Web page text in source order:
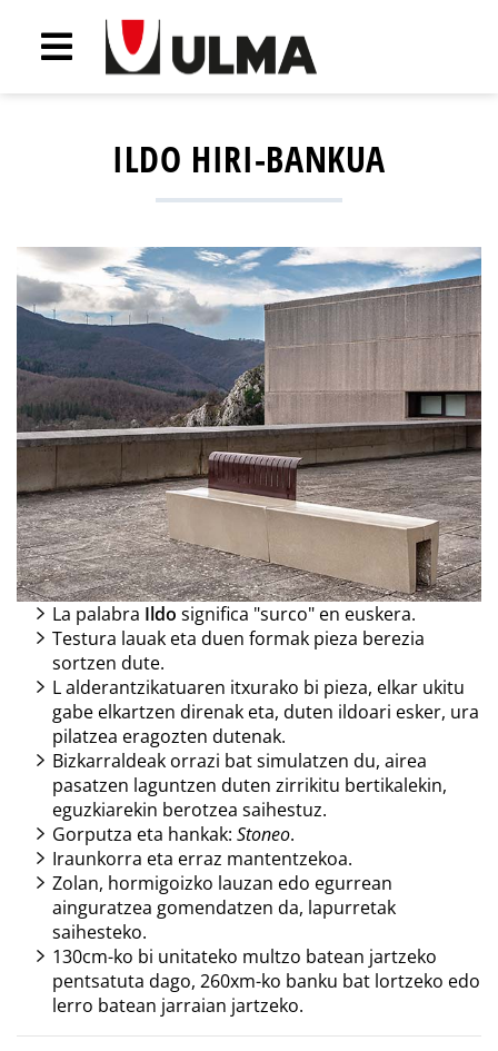
ILDO HIRI-BANKUA
La palabra Ildo significa "surco" en euskera.
Testura lauak eta duen formak pieza berezia
sortzen dute.
L alderantzikatuaren itxurako bi pieza, elkar ukitu
gabe elkartzen direnak eta, duten ildoari esker, ura
pilatzea eragozten dutenak.
Bizkarraldeak orrazi bat simulatzen du, airea
pasatzen laguntzen duten zirrikitu bertikalekin,
eguzkiarekin berotzea saihestuz.
Gorputza eta hankak: Stoneo.
Iraunkorra eta erraz mantentzekoa.
Zolan, hormigoizko lauzan edo egurrean
ainguratzea gomendatzen da, lapurretak
saihesteko.
130cm-ko bi unitateko multzo batean jartzeko
pentsatuta dago, 260xm-ko banku bat lortzeko edo
lerro batean jarraian jartzeko.